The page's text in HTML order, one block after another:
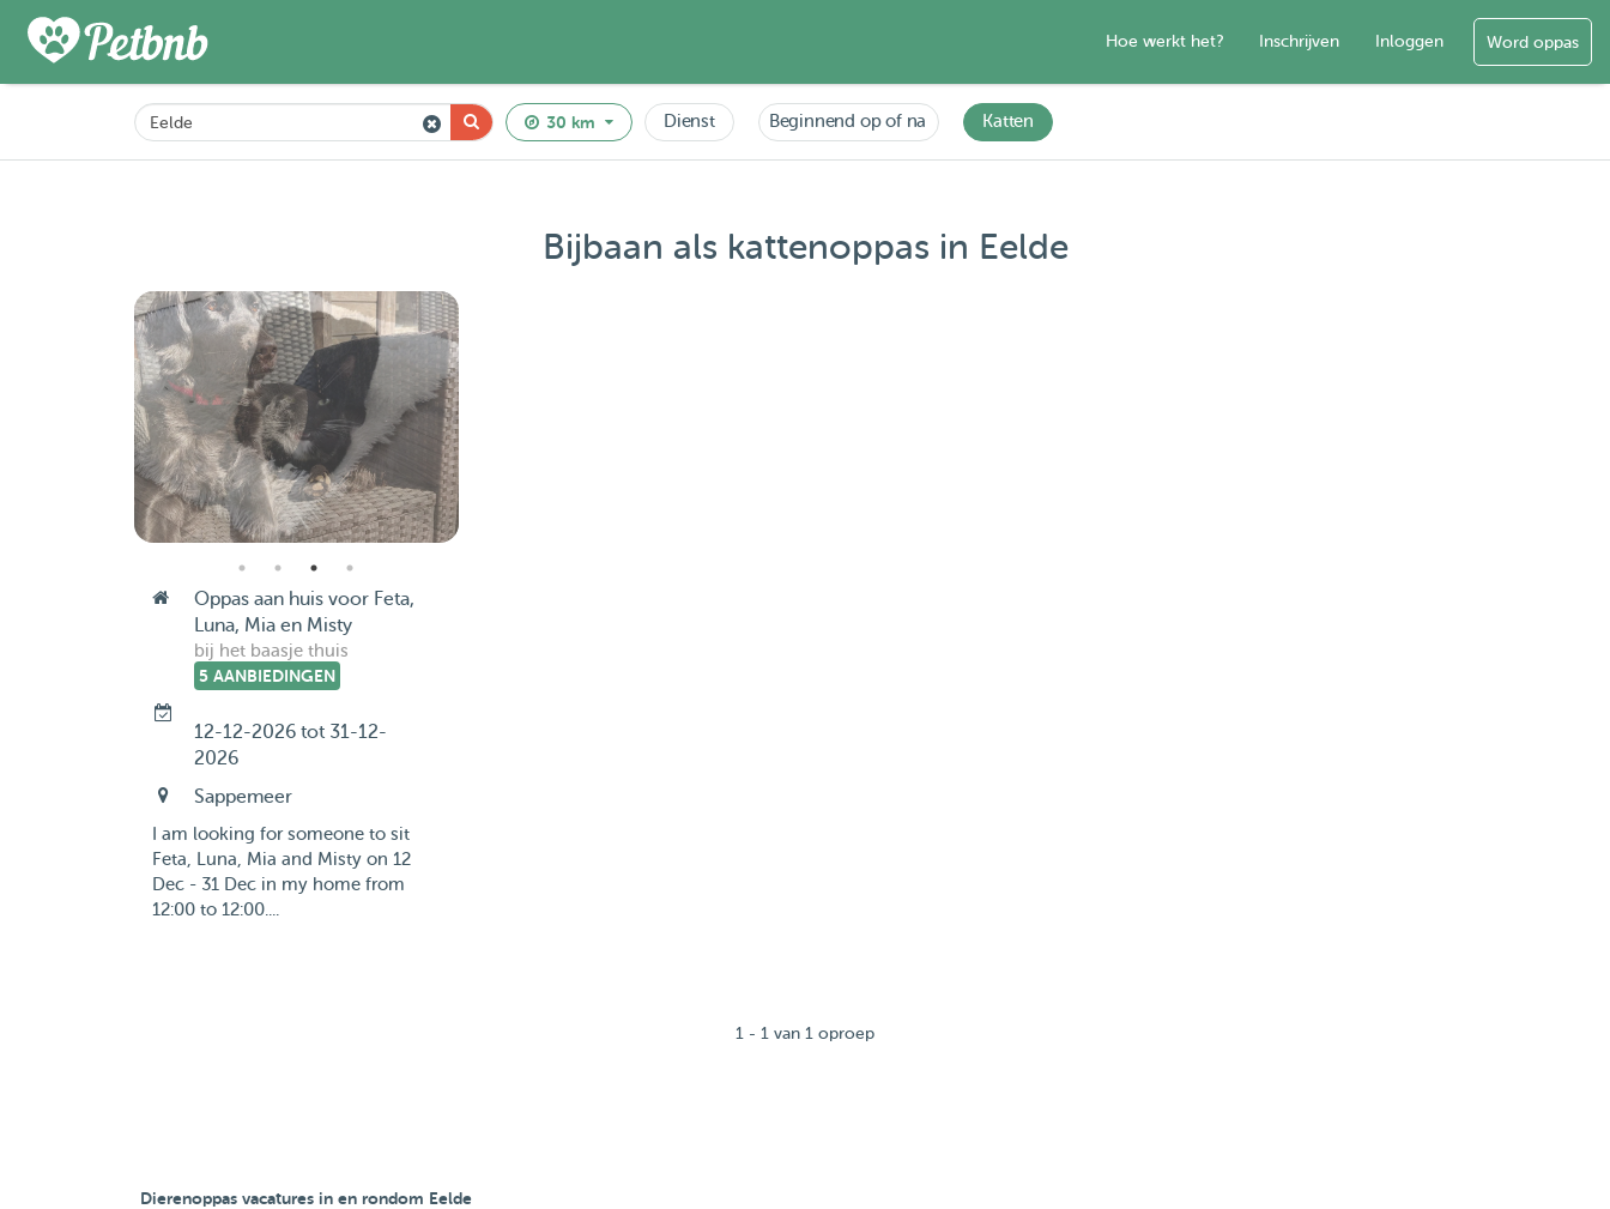
Hoe werkt het? Inschrijven Inloggen Word oppas
30 km Dienst Beginnend op of na Katten
Bijbaan als kattenoppas in Eelde
Oppas aan huis voor Feta,
Luna, Mia en Misty
bij het baasje thuis
5 AANBIEDINGEN
12-12-2026 tot 31-12-
2026
Sappemeer
I am looking for someone to sit
Feta, Luna, Mia and Misty on 12
Dec - 31 Dec in my home from
12:00 to 12:00....
1 - 1 van 1 oproep
Dierenoppas vacatures in en rondom Eelde